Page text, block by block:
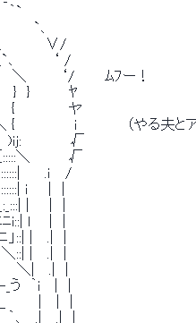
`
　 `､
　　 ∨/
　 　 ‘ /
　 　‘/　　　ﾑﾌー！
　}　　 　 ﾔ
　　　　 ヤ
　　　　ｉ　　　　　（やる夫
:　　　　　√
＼　　 　 √
　 　.ｉ　 /
　　|　|
|　　|　|
l 　 |　|
| 　.|　|
| 　.|　|
|　 .|　|
｀i　 |　|
　 |　 |　|
　 .|　 .|　|